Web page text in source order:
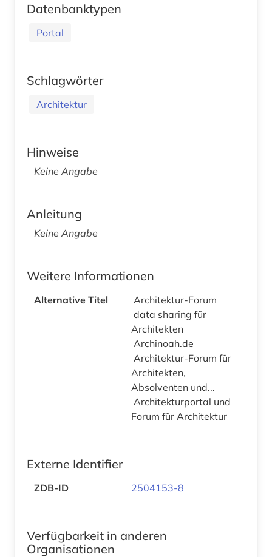
Datenbanktypen
Portal
Schlagwörter
Architektur
Hinweise
Keine Angabe
Anleitung
Keine Angabe
Weitere Informationen
Alternative Titel
Architektur-Forum
data sharing für
Architekten
Archinoah.de
Architektur-Forum für
Architekten,
Absolventen und...
Architekturportal und
Forum für Architektur
Externe Identifier
ZDB-ID 2504153-8
Verfügbarkeit in anderen
Organisationen